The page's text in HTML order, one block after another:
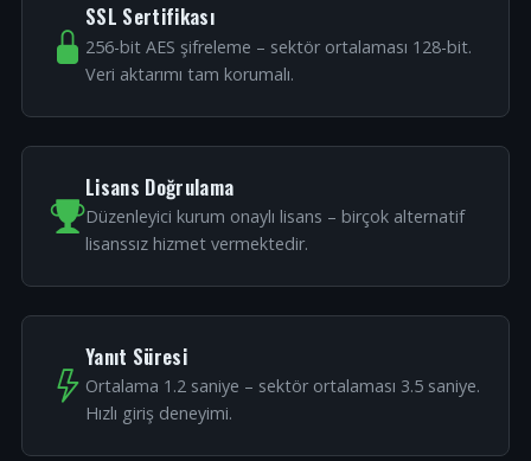
SSL Sertifikası
256-bit AES şifreleme – sektör ortalaması 128-bit.
Veri aktarımı tam korumalı.
Lisans Doğrulama
Düzenleyici kurum onaylı lisans – birçok alternatif
lisanssız hizmet vermektedir.
Yanıt Süresi
Ortalama 1.2 saniye – sektör ortalaması 3.5 saniye.
Hızlı giriş deneyimi.